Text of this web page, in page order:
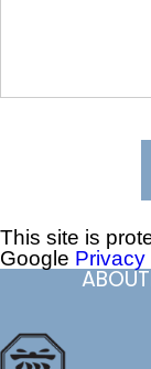
This site is
Google Privacy
ABOUT